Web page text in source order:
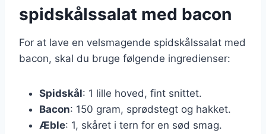
spidskålssalat med bacon
For at lave en velsmagende spidskålssalat med
bacon, skal du bruge følgende ingredienser:
Spidskål: 1 lille hoved, fint snittet.
Bacon: 150 gram, sprødstegt og hakket.
Æble: 1, skåret i tern for en sød smag.